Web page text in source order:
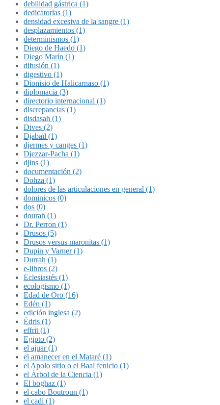
debilidad gástrica (1)
dedicatorias (1)
densidad excesiva de la sangre (1)
desplazamientos (1)
determinismos (1)
Diego de Haedo (1)
Diego Marín (1)
difusión (1)
digestivo (1)
Dionisio de Halicarnaso (1)
diplomacia (3)
directorio internacional (1)
discrepancias (1)
disdasah (1)
Dives (2)
Djabaïl (1)
djermes y canges (1)
Djezzar-Pacha (1)
djins (1)
documentación (2)
Dohza (1)
dolores de las articulaciones en general (1)
dominicos (0)
dos (0)
dourah (1)
Dr. Perron (1)
Drusos (5)
Drusos versus maronitas (1)
Dupin y Varner (1)
Durrah (1)
e-libros (2)
Eclesiastés (1)
ecologismo (1)
Edad de Oro (16)
Edén (1)
edición inglesa (2)
Édris (1)
effrit (1)
Egipto (2)
el ajuar (1)
el amanecer en el Mataré (1)
el Apolo sirio o el Baal fenicio (1)
el Árbol de la Ciencia (1)
El boghaz (1)
el cabo Boutroun (1)
el cadi (1)